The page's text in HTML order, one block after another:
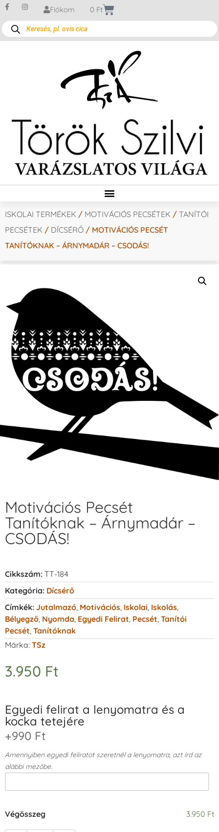
Fiókom 0 Ft
ISKOLAI TERMÉKEK / MOTIVÁCIÓS PECSÉTEK / TANÍTÓI
PECSÉTEK / DÍCSÉRŐ / MOTIVÁCIÓS PECSÉT
TANÍTÓKNAK – ÁRNYMADÁR – CSODÁS!
Motivációs Pecsét
Tanítóknak – Árnymadár –
CSODÁS!
Cikkszám: TT-184
Kategória: Dícsérő
Címkék: Jutalmazó Motivációs Iskolai Iskolás
Bélyegző Nyomda Egyedi Felirat Pecsét Tanítói
Pecsét Tanítóknak
Márka: TSz
3.950 Ft
Egyedi felirat a lenyomatra és a
kocka tetejére
+990 Ft
Amennyiben egyedi feliratot szeretnél a lenyomatra, azt írd az
alábbi mezőbe.
Végösszeg 3.950 Ft